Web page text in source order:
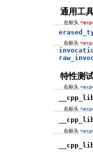
通用工
在标头
在标头
特性测
在标头
在标头
在标头